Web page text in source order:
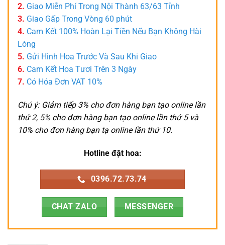
2. Giao Miễn Phí Trong Nội Thành 63/63 Tỉnh
3. Giao Gấp Trong Vòng 60 phút
4. Cam Kết 100% Hoàn Lại Tiền Nếu Bạn Không Hài
Lòng
5. Gửi Hình Hoa Trước Và Sau Khi Giao
6. Cam Kết Hoa Tươi Trên 3 Ngày
7. Có Hóa Đơn VAT 10%
Chú ý: Giảm tiếp 3% cho đơn hàng bạn tạo online lần
thứ 2, 5% cho đơn hàng bạn tạo online lần thứ 5 và
10% cho đơn hàng bạn tạ online lần thứ 10.
Hotline đặt hoa:
0396.72.73.74
CHAT ZALO MESSENGER